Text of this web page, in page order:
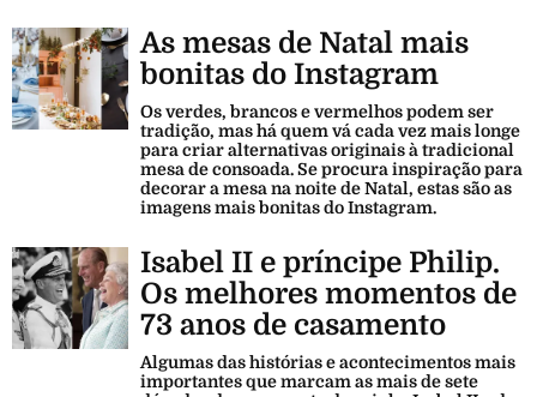
As mesas de Natal mais
bonitas do Instagram
Os verdes, brancos e vermelhos podem ser
tradição, mas há quem vá cada vez mais longe
para criar alternativas originais à tradicional
mesa de consoada. Se procura inspiração para
decorar a mesa na noite de Natal, estas são as
imagens mais bonitas do Instagram.
Isabel II e príncipe Philip.
Os melhores momentos de
73 anos de casamento
Algumas das histórias e acontecimentos mais
importantes que marcam as mais de sete